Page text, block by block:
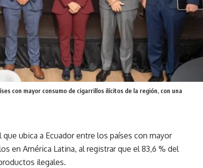
con mayor consumo de cigarrillos ilícitos de la región, con una
ubica a Ecuador entre los países con mayor
en América Latina, al registrar que el 83,6 % del
ilegales.